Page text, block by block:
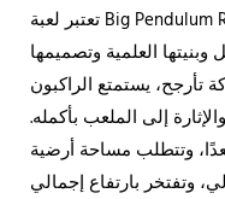
تعتبر لعبة Big Pendulum Ride من مناطق الجذب السياحي
العلمية وتصميمها
تأرجح، يستمتع الراكبون
إلى الملعب بأكمله.
الرحلة بخيارات 24 أو 30 مقعدًا، وتتطلب مساحة أرضية
على التوالي، وتفتخر بارتفاع إجمالي